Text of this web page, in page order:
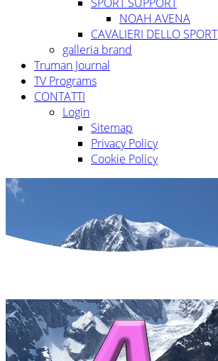
NOAH AVENA
CAVALIERI DELLO SPORT
galleria brand
Truman Journal
TV Programs
CONTATTI
Login
Sitemap
Privacy Policy
Cookie Policy